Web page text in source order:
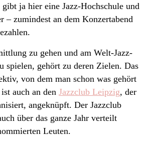
gibt ja hier eine Jazz-Hochschule und
– zumindest an dem Konzertabend
zu gehen und am Welt-Jazz-
spielen, gehört zu deren Zielen. Das
von dem man schon was gehört
auch an den Jazzclub Leipzig, der
angeknüpft. Der Jazzclub
über das ganze Jahr verteilt
Leuten.